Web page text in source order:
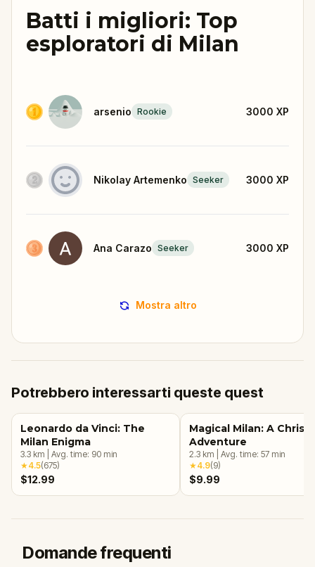
Batti i migliori: Top
esploratori di Milan
arsenio Rookie 3000 XP
Nikolay Artemenko Seeker 3000 XP
Ana Carazo Seeker 3000 XP
Mostra altro
Potrebbero interessarti queste quest
Leonardo da Vinci: The
Milan Enigma
3.3 km Avg. time: 90 min
★4.5(675)
$12.99
Magical Milan: A
Adventure
2.3 km Avg. time: 57 min
★4.9(9)
$9.99
Domande frequenti